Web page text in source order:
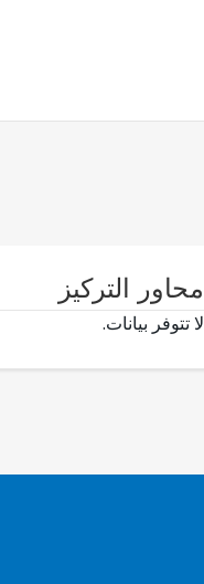
محاور التركيز
لا تتوفر بيانات.